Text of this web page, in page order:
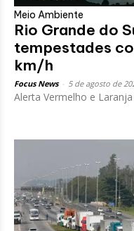
Meio Ambiente
Rio Grande do
tempestades
km/h
Focus News 5 de agosto de
Alerta Vermelho e